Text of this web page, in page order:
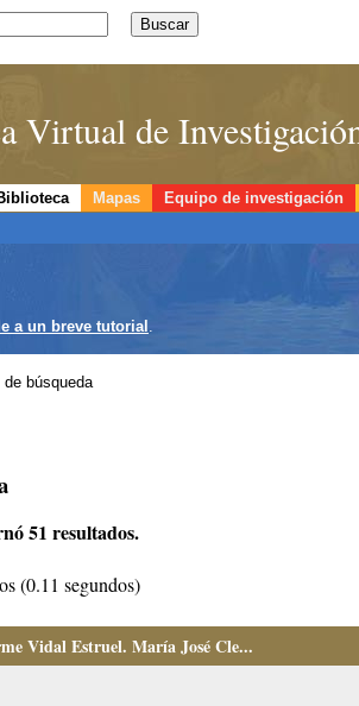
Virtual de
Mapas Equipo de investigación
a un breve tutorial .
de búsqueda
51 resultados.
(0.11 segundos)
Vidal Estruel. María José Cle...